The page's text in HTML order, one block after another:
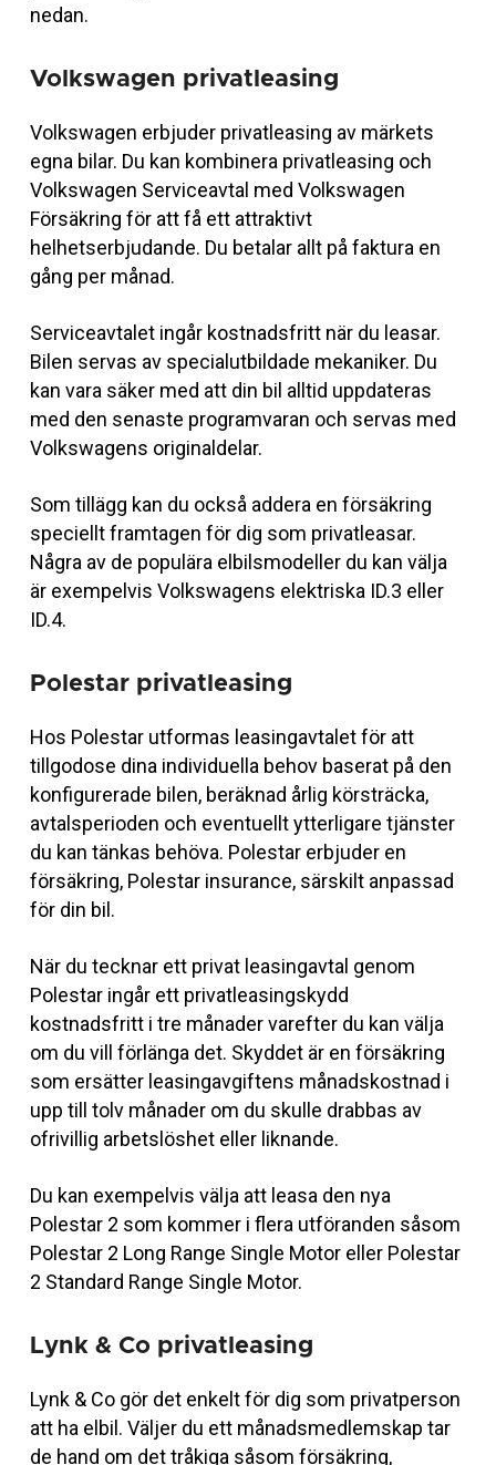
nedan.
Volkswagen privatleasing
Volkswagen erbjuder privatleasing av märkets
egna bilar. Du kan kombinera privatleasing och
Volkswagen Serviceavtal med Volkswagen
Försäkring för att få ett attraktivt
helhetserbjudande. Du betalar allt på faktura en
gång per månad.
Serviceavtalet ingår kostnadsfritt när du leasar.
Bilen servas av specialutbildade mekaniker. Du
kan vara säker med att din bil alltid uppdateras
med den senaste programvaran och servas med
Volkswagens originaldelar.
Som tillägg kan du också addera en försäkring
speciellt framtagen för dig som privatleasar.
Några av de populära elbilsmodeller du kan välja
är exempelvis Volkswagens elektriska ID.3 eller
ID.4.
Polestar privatleasing
Hos Polestar utformas leasingavtalet för att
tillgodose dina individuella behov baserat på den
konfigurerade bilen, beräknad årlig körsträcka,
avtalsperioden och eventuellt ytterligare tjänster
du kan tänkas behöva. Polestar erbjuder en
försäkring, Polestar insurance, särskilt anpassad
för din bil.
När du tecknar ett privat leasingavtal genom
Polestar ingår ett privatleasingskydd
kostnadsfritt i tre månader varefter du kan välja
om du vill förlänga det. Skyddet är en försäkring
som ersätter leasingavgiftens månadskostnad i
upp till tolv månader om du skulle drabbas av
ofrivillig arbetslöshet eller liknande.
Du kan exempelvis välja att leasa den nya
Polestar 2 som kommer i flera utföranden såsom
Polestar 2 Long Range Single Motor eller Polestar
2 Standard Range Single Motor.
Lynk & Co privatleasing
Lynk & Co gör det enkelt för dig som privatperson
att ha elbil. Väljer du ett månadsmedlemskap tar
de hand om det tråkiga såsom försäkring,